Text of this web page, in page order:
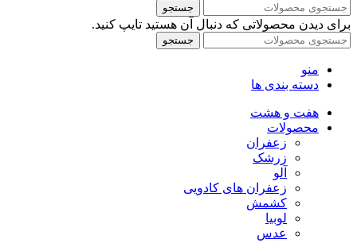
جستجو
برای دیدن محصولاتی که دنبال آن هستید تایپ کنید.
جستجو
منو
دسته بندی ها
هفت و هشت
محصولات
زعفران
زرشک
آلو
زعفران های کادویی
کشمش
لوبیا
عدس